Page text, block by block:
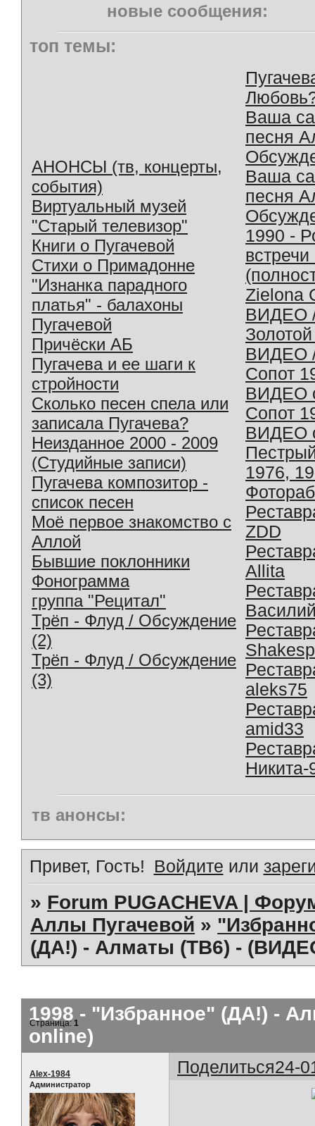
новые сообщения:
топ темы:
АНОНСЫ (тв, концерты,
события)
Виртуальный музей
"Старый телевизор"
Книги о Пугачевой
Стихи о Примадонне
"Изнанка парадного
платья" - балахоны
Пугачевой
Причёски АБ
Пугачева и ее шаги к
стройности
Сколько песен спела или
записала Пугачева?
Неизданное 2000 - 2009
(Студийные записи)
Пугачева композитор -
список песен
Моё первое знакомство с
Аллой
Бывшие поклонники
Фонограмма
группа "Рецитал"
Трёп - Флуд / Обсуждение
(2)
Трёп - Флуд / Обсуждение
(3)
Ваша
песня
Ваша
песня
1990 -
Zielona
ВИДЕО
ВИДЕО
Сопот
ВИДЕО
Сопот
ВИДЕО
1976,
ZDD
Allita
aleks75
amid33
Никита-
тв анонсы:
Привет, Гость! Войдите или
» Forum PUGACHEVA |
Аллы Пугачевой »
(ДА!) - Алматы (ТВ6) -
1998 - "Избранное" (ДА!) -
online)
Страница:1
Поделиться24-
Alex-1984
Администратор